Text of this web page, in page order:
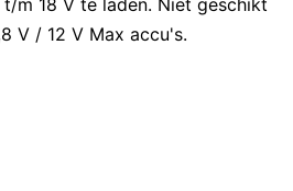
m 18 V te laden. Niet geschikt
V / 12 V Max accu's.